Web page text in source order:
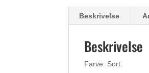
Beskrivelse
Beskrivelse
Farve: Sort.